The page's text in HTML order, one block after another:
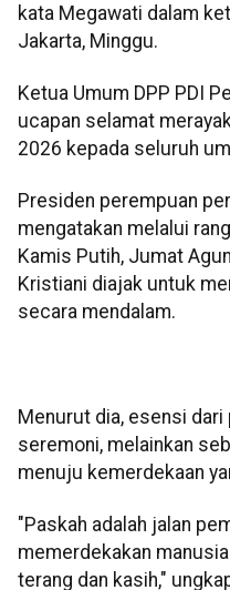
kata Megawati dalam
Jakarta, Minggu.
Ketua Umum DPP PDI
ucapan selamat
2026 kepada seluruh
Presiden perempuan
mengatakan melalui
Kamis Putih, Jumat
Kristiani diajak untuk
secara mendalam.
Menurut dia, esensi dari
seremoni, melainkan
menuju kemerdekaan
"Paskah adalah jalan
memerdekakan
terang dan kasih,"